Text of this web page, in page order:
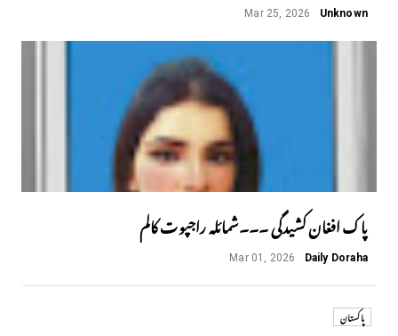
Unknown
Mar 25, 2026
پاک افغان کشیدگی ۔۔۔شمائلہ راجپوت کالم
Daily Doraha
Mar 01, 2026
پاکستان